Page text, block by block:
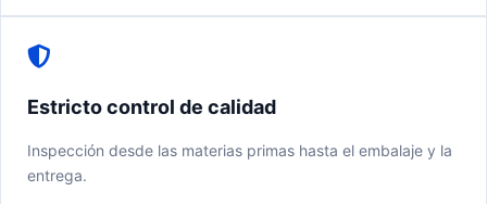
Estricto control de calidad
Inspección desde las materias primas hasta el embalaje y la
entrega.